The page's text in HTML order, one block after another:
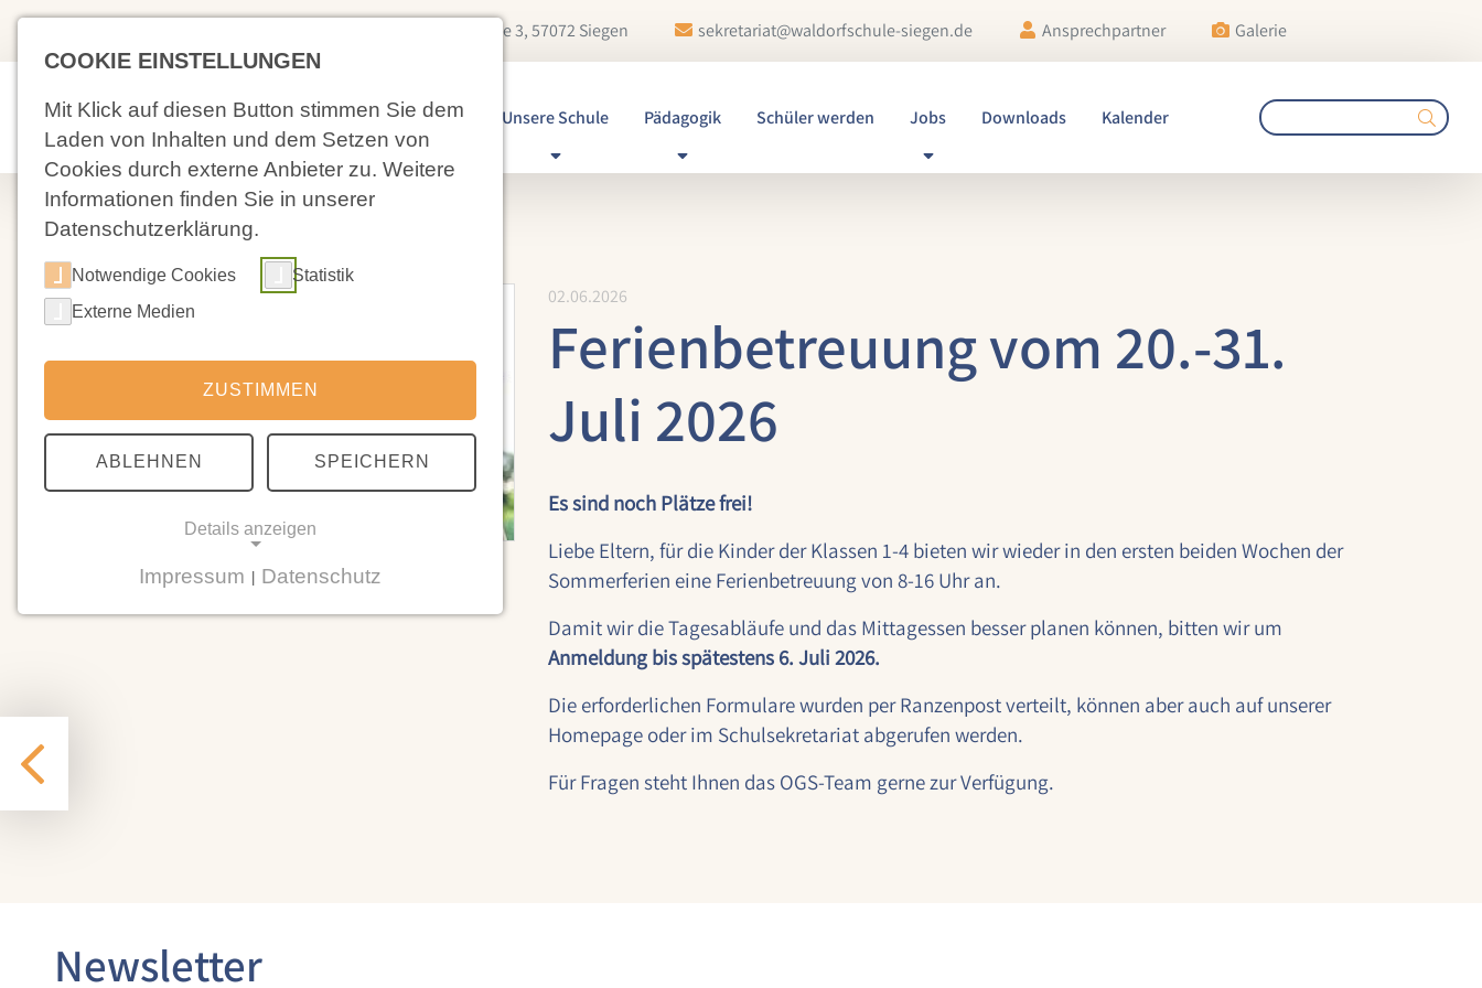
Kolpingstraße 3, 57072 Siegen sekretariat@waldorfschule-siegen.de Ansprechpartner Galerie
Aktuelles Unsere Schule Pädagogik Schüler werden Jobs Downloads Kalender
02.06.2026
Ferienbetreuung vom 20.-31.
Juli 2026
Es sind noch Plätze frei!
Liebe Eltern, für die Kinder der Klassen 1-4 bieten wir wieder in den ersten beiden Wochen der
Sommerferien eine Ferienbetreuung von 8-16 Uhr an.
Damit wir die Tagesabläufe und das Mittagessen besser planen können, bitten wir um
Anmeldung bis spätestens 6. Juli 2026.
Die erforderlichen Formulare wurden per Ranzenpost verteilt, können aber auch auf unserer
Homepage oder im Schulsekretariat abgerufen werden.
Für Fragen steht Ihnen das OGS-Team gerne zur Verfügung.
Newsletter
COOKIE EINSTELLUNGEN
Mit Klick auf diesen Button stimmen Sie dem
Laden von Inhalten und dem Setzen von
Cookies durch externe Anbieter zu. Weitere
Informationen finden Sie in unserer
Datenschutzerklärung.
Notwendige Cookies
Statistik
Externe Medien
ZUSTIMMEN
ABLEHNEN SPEICHERN
Details anzeigen
erforderlich.
Optionen des Benutzers
Impressum Datenschutz